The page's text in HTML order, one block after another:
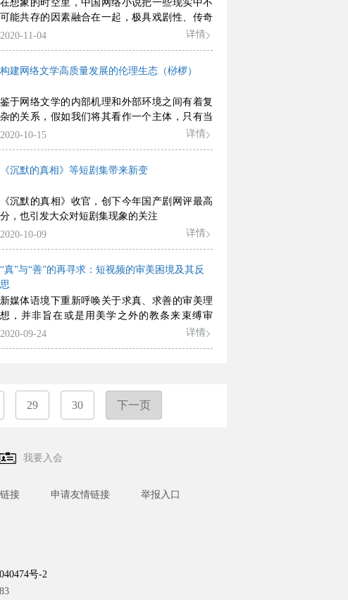
在想象的时空里，中国网络小说把一些现实中不
可能共存的因素融合在一起，极具戏剧性、传奇
性、趣味性，这是中国网络小说的“逍遥游”，展
2020-11-04 详情
构建网络文学高质量发展的伦理生态（桫椤）
鉴于网络文学的内部机理和外部环境之间有着复
杂的关系，假如我们将其看作一个主体，只有当
其内部诸要素与外部各圈层之间实现良性互动，
2020-10-15 详情
《沉默的真相》等短剧集带来新变
《沉默的真相》收官，创下今年国产剧网评最高
分，也引发大众对短剧集现象的关注
2020-10-09
详情
“真”与“善”的再寻求：短视频的审美困境及其反
思
新媒体语境下重新呼唤关于求真、求善的审美理
想，并非旨在或是用美学之外的教条来束缚审
美，而是为了在数字时代审美相对性的前提下，
2020-09-24 详情
29 30 下一页
我要入会
接 申请友情链接 举报入口
号-2